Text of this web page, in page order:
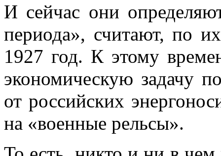
И сейчас они
периода», считают, по
1927 год. К этому
экономическую задачу
от российских
на «военные рельсы».